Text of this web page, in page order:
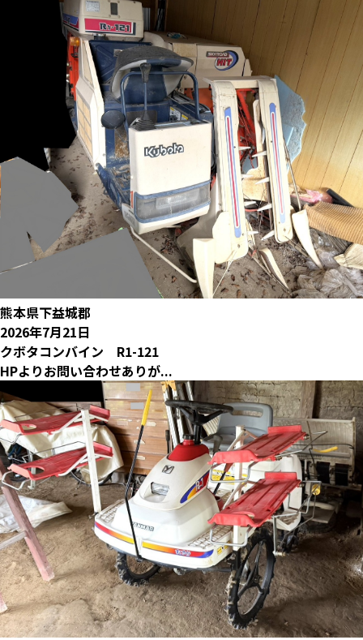
熊本県下益城郡
2026年7月21日
クボタコンバイン R1-121
HPよりお問い合わせありが...